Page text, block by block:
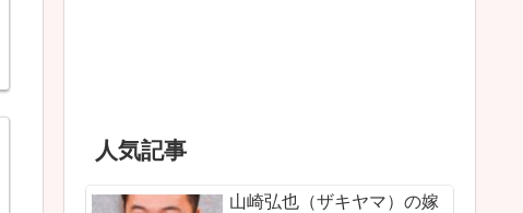
人気記事
山崎弘也（ザキヤマ）の嫁